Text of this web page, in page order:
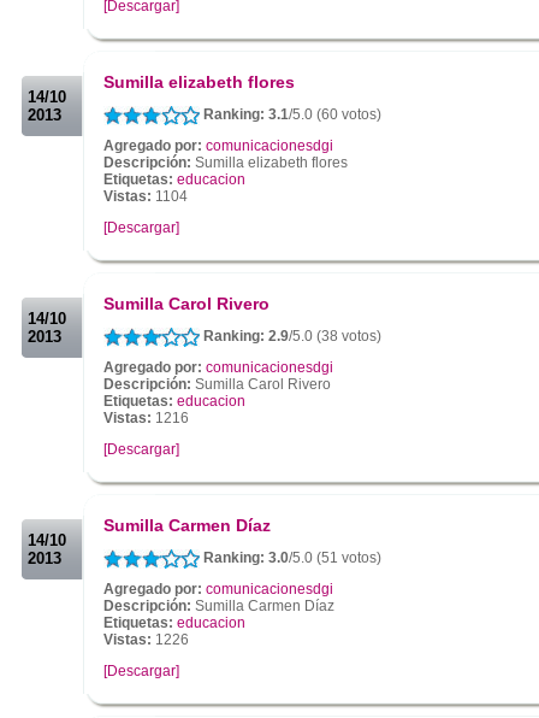
[Descargar]
14/10
2013
Sumilla elizabeth flores
Ranking: 3.1/5.0 (60 votos)
Agregado por: comunicacionesdgi
Descripción: Sumilla elizabeth flores
Etiquetas: educacion
Vistas: 1104
[Descargar]
14/10
2013
Sumilla Carol Rivero
Ranking: 2.9/5.0 (38 votos)
Agregado por: comunicacionesdgi
Descripción: Sumilla Carol Rivero
Etiquetas: educacion
Vistas: 1216
[Descargar]
14/10
2013
Sumilla Carmen Díaz
Ranking: 3.0/5.0 (51 votos)
Agregado por: comunicacionesdgi
Descripción: Sumilla Carmen Díaz
Etiquetas: educacion
Vistas: 1226
[Descargar]